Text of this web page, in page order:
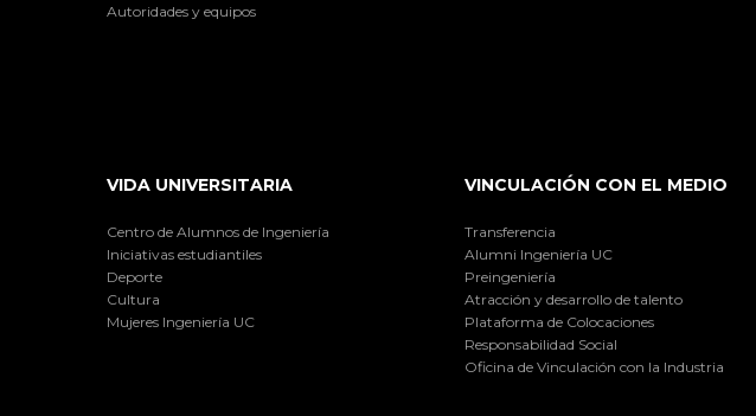
Autoridades y equipos
VIDA UNIVERSITARIA
Centro de Alumnos de Ingeniería
Iniciativas estudiantiles
Deporte
Cultura
Mujeres Ingeniería UC
VINCULACIÓN CON EL MEDIO
Transferencia
Alumni Ingeniería UC
Preingeniería
Atracción y desarrollo de talento
Plataforma de Colocaciones
Responsabilidad Social
Oficina de Vinculación con la Industria